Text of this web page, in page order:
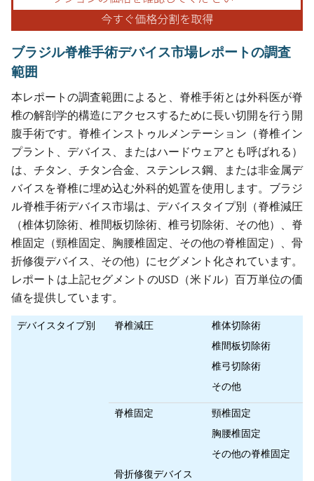
ブラジル脊椎手術デバイス市場レポートの調査
範囲
本レポートの調査範囲によると、脊椎手術とは外科医が脊
椎の解剖学的構造にアクセスするために長い切開を行う開
腹手術です。脊椎インストゥルメンテーション（脊椎イン
プラント、デバイス、またはハードウェアとも呼ばれる）
は、チタン、チタン合金、ステンレス鋼、または非金属デ
バイスを脊椎に埋め込む外科的処置を使用します。ブラジ
ル脊椎手術デバイス市場は、デバイスタイプ別（脊椎減圧
（椎体切除術、椎間板切除術、椎弓切除術、その他）、脊
椎固定（頸椎固定、胸腰椎固定、その他の脊椎固定）、骨
折修復デバイス、その他）にセグメント化されています。
レポートは上記セグメントのUSD（米ドル）百万単位の価
値を提供しています。
デバイスタイプ別 脊椎減圧
椎体切除術
椎間板切除術
椎弓切除術
その他
脊椎固定
頸椎固定
胸腰椎固定
その他の脊椎固定
骨折修復デバイス